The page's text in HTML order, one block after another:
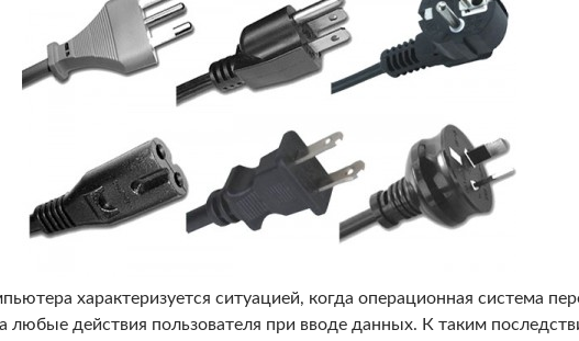
характеризуется ситуацией, когда операционная система
любые действия пользователя при вводе данных. К таким